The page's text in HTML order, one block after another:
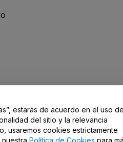
estarás de acuerdo en el uso
del sitio y la relevancia
usaremos cookies estrictamente
Política de Cookies para